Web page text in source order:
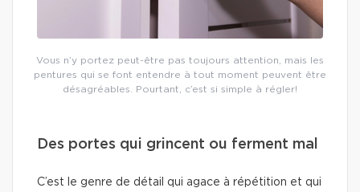
Vous n’y portez peut-être pas toujours attention, mais les
pentures qui se font entendre à tout moment peuvent être
désagréables. Pourtant, c’est si simple à régler!
Des portes qui grincent ou ferment mal
C’est le genre de détail qui agace à répétition et qui